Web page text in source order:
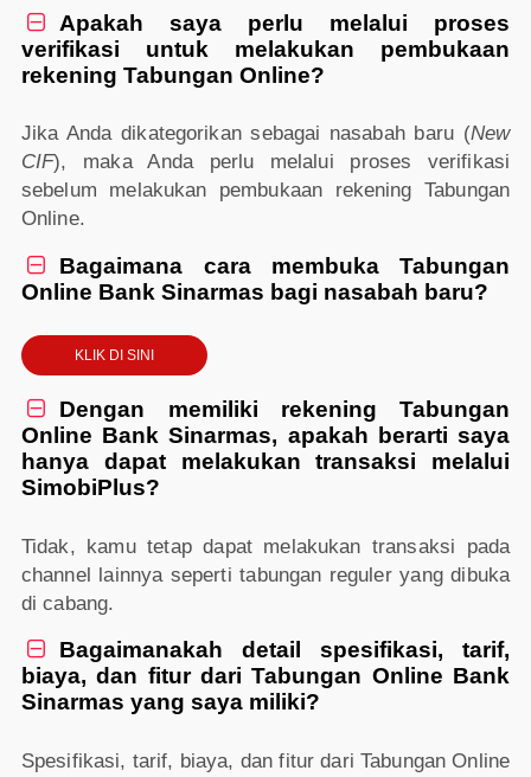

Apakah saya perlu melalui proses
verifikasi untuk melakukan pembukaan
rekening Tabungan Online?
Jika Anda dikategorikan sebagai nasabah baru (New
CIF), maka Anda perlu melalui proses verifikasi
sebelum melakukan pembukaan rekening Tabungan
Online.

Bagaimana cara membuka Tabungan
Online Bank Sinarmas bagi nasabah baru?
KLIK DI SINI

Dengan memiliki rekening Tabungan
Online Bank Sinarmas, apakah berarti saya
hanya dapat melakukan transaksi melalui
SimobiPlus?
Tidak, kamu tetap dapat melakukan transaksi pada
channel lainnya seperti tabungan reguler yang dibuka
di cabang.

Bagaimanakah detail spesifikasi, tarif,
biaya, dan fitur dari Tabungan Online Bank
Sinarmas yang saya miliki?
Spesifikasi, tarif, biaya, dan fitur dari Tabungan Online